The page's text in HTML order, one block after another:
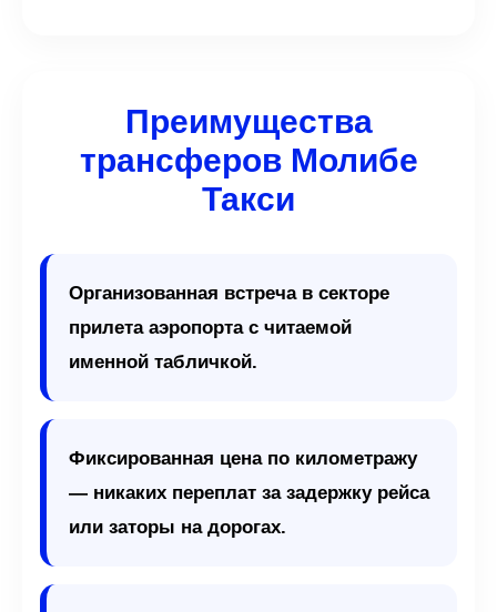
Преимущества
трансферов Молибе
Такси
Организованная встреча в секторе
прилета аэропорта с читаемой
именной табличкой.
Фиксированная цена по километражу
— никаких переплат за задержку рейса
или заторы на дорогах.